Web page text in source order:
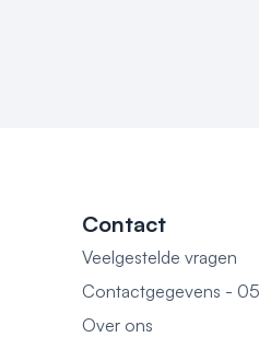
Contact
Veelgestelde vragen
Contactgegevens -
Over ons